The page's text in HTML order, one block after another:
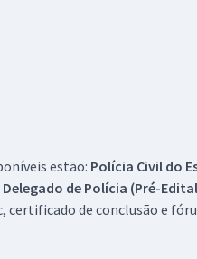
estão: Polícia Civil do
de Polícia (Pré-
certificado de conclusão e